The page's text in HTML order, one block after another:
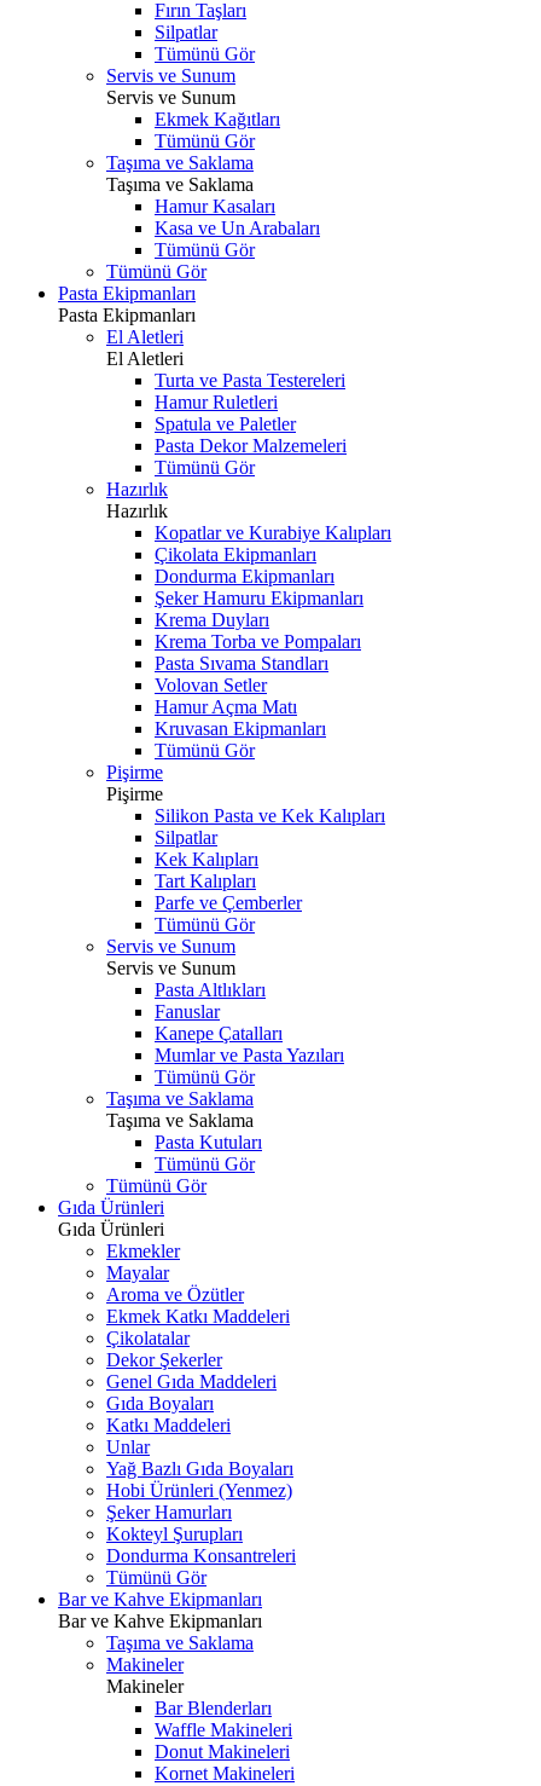
Fırın Taşları
Silpatlar
Tümünü Gör
Servis ve Sunum
Servis ve Sunum
Ekmek Kağıtları
Tümünü Gör
Taşıma ve Saklama
Taşıma ve Saklama
Hamur Kasaları
Kasa ve Un Arabaları
Tümünü Gör
Tümünü Gör
Pasta Ekipmanları
Pasta Ekipmanları
El Aletleri
El Aletleri
Turta ve Pasta Testereleri
Hamur Ruletleri
Spatula ve Paletler
Pasta Dekor Malzemeleri
Tümünü Gör
Hazırlık
Hazırlık
Kopatlar ve Kurabiye Kalıpları
Çikolata Ekipmanları
Dondurma Ekipmanları
Şeker Hamuru Ekipmanları
Krema Duyları
Krema Torba ve Pompaları
Pasta Sıvama Standları
Volovan Setler
Hamur Açma Matı
Kruvasan Ekipmanları
Tümünü Gör
Pişirme
Pişirme
Silikon Pasta ve Kek Kalıpları
Silpatlar
Kek Kalıpları
Tart Kalıpları
Parfe ve Çemberler
Tümünü Gör
Servis ve Sunum
Servis ve Sunum
Pasta Altlıkları
Fanuslar
Kanepe Çatalları
Mumlar ve Pasta Yazıları
Tümünü Gör
Taşıma ve Saklama
Taşıma ve Saklama
Pasta Kutuları
Tümünü Gör
Tümünü Gör
Gıda Ürünleri
Gıda Ürünleri
Ekmekler
Mayalar
Aroma ve Özütler
Ekmek Katkı Maddeleri
Çikolatalar
Dekor Şekerler
Genel Gıda Maddeleri
Gıda Boyaları
Katkı Maddeleri
Unlar
Yağ Bazlı Gıda Boyaları
Hobi Ürünleri (Yenmez)
Şeker Hamurları
Kokteyl Şurupları
Dondurma Konsantreleri
Tümünü Gör
Bar ve Kahve Ekipmanları
Bar ve Kahve Ekipmanları
Taşıma ve Saklama
Makineler
Makineler
Bar Blenderları
Waffle Makineleri
Donut Makineleri
Kornet Makineleri